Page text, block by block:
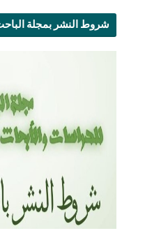
شروط النشر بمجلة